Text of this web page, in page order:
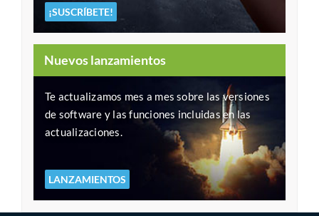
¡SUSCRÍBETE!
Nuevos lanzamientos
Te actualizamos mes a mes sobre las versiones
de software y las funciones incluidas en las
actualizaciones.
LANZAMIENTOS